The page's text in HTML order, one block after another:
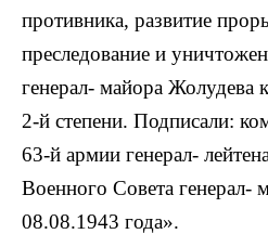
противника, развитие
преследование и
генерал- майора Жолудева
2-й степени. Подписали:
63-й армии генерал-
Военного Совета генерал-
08.08.1943 года».